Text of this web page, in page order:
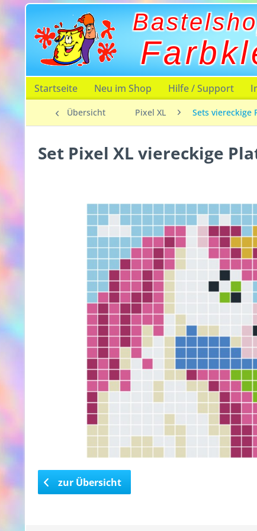
Startseite Neu im Shop Hilfe / Support
Übersicht Pixel XL Sets viereckige
Set Pixel XL viereckige
zur Übersicht